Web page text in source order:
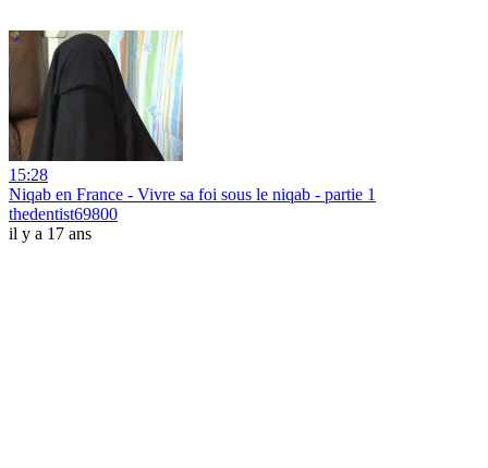
15:28
Niqab en France - Vivre sa foi sous le niqab - partie 1
thedentist69800
il y a 17 ans